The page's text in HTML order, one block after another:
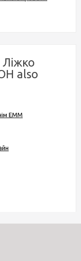
also
ЕММ